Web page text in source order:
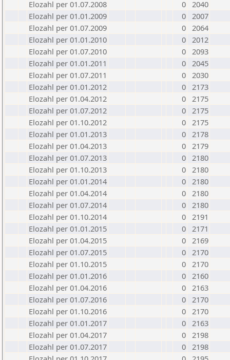
Elozahl per 01.07.2008
0 2040
Elozahl per 01.01.2009
0 2007
Elozahl per 01.07.2009
0 2064
Elozahl per 01.01.2010
0 2012
Elozahl per 01.07.2010
0 2093
Elozahl per 01.01.2011
0 2045
Elozahl per 01.07.2011
0 2030
Elozahl per 01.01.2012
0 2173
Elozahl per 01.04.2012
0 2175
Elozahl per 01.07.2012
0 2175
Elozahl per 01.10.2012
0 2175
Elozahl per 01.01.2013
0 2178
Elozahl per 01.04.2013
0 2179
Elozahl per 01.07.2013
0 2180
Elozahl per 01.10.2013
0 2180
Elozahl per 01.01.2014
0 2180
Elozahl per 01.04.2014
0 2180
Elozahl per 01.07.2014
0 2180
Elozahl per 01.10.2014
0 2191
Elozahl per 01.01.2015
0 2171
Elozahl per 01.04.2015
0 2169
Elozahl per 01.07.2015
0 2170
Elozahl per 01.10.2015
0 2170
Elozahl per 01.01.2016
0 2160
Elozahl per 01.04.2016
0 2163
Elozahl per 01.07.2016
0 2170
Elozahl per 01.10.2016
0 2170
Elozahl per 01.01.2017
0 2163
Elozahl per 01.04.2017
0 2198
Elozahl per 01.07.2017
0 2198